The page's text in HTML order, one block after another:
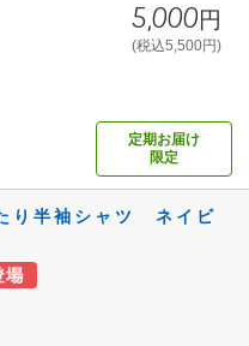
5,000円
(税込5,500円)
定期お届け
限定
り半袖シャツ ネイビ